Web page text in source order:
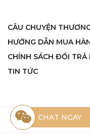
CÂU CHUYỆN
HƯỚNG DẪN MUA
CHÍNH SÁCH ĐỔI TRẢ
TIN TỨC
©2020
CHAT NGAY